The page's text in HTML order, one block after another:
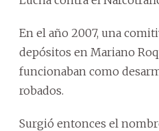
En el año 2007, una
depósitos en Mariano
funcionaban como
robados.
Surgió entonces el